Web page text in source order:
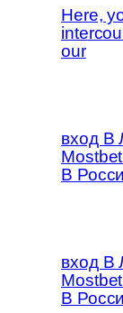
Here,
our
вход В
В
вход В
В